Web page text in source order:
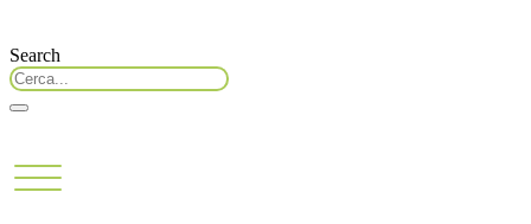
Search